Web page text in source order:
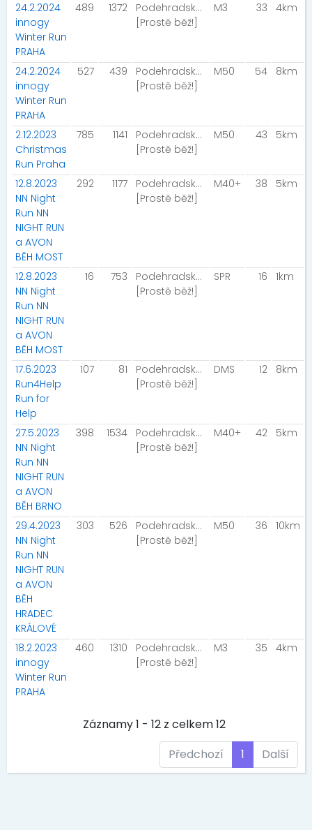
24.2.2024
innogy
Winter Run
PRAHA
489 1372
Podehradský Radek
[Prostě běž!]
M3 33 4km
24.2.2024
innogy
Winter Run
PRAHA
527 439
Podehradský Radek
[Prostě běž!]
M50 54 8km
2.12.2023
Christmas
Run Praha
785 1141
Podehradský Radek
[Prostě běž!]
M50 43 5km
12.8.2023
NN Night
Run NN
NIGHT RUN
a AVON
BĚH MOST
292 1177
Podehradský Radek
[Prostě běž!]
M40+ 38 5km
12.8.2023
NN Night
Run NN
NIGHT RUN
a AVON
BĚH MOST
16 753
Podehradský Radek
[Prostě běž!]
SPR 16 1km
17.6.2023
Run4Help
Run for
Help
107 81
Podehradský Radek
[Prostě běž!]
DMS 12 8km
27.5.2023
NN Night
Run NN
NIGHT RUN
a AVON
BĚH BRNO
398 1534
Podehradský Radek
[Prostě běž!]
M40+ 42 5km
29.4.2023
NN Night
Run NN
NIGHT RUN
a AVON
BĚH
HRADEC
KRÁLOVÉ
303 526
Podehradský Radek
[Prostě běž!]
M50 36 10km
18.2.2023
innogy
Winter Run
PRAHA
460 1310
Podehradský Radek
[Prostě běž!]
M3 35 4km
Záznamy 1 - 12 z celkem 12
Předchozí
1 Další